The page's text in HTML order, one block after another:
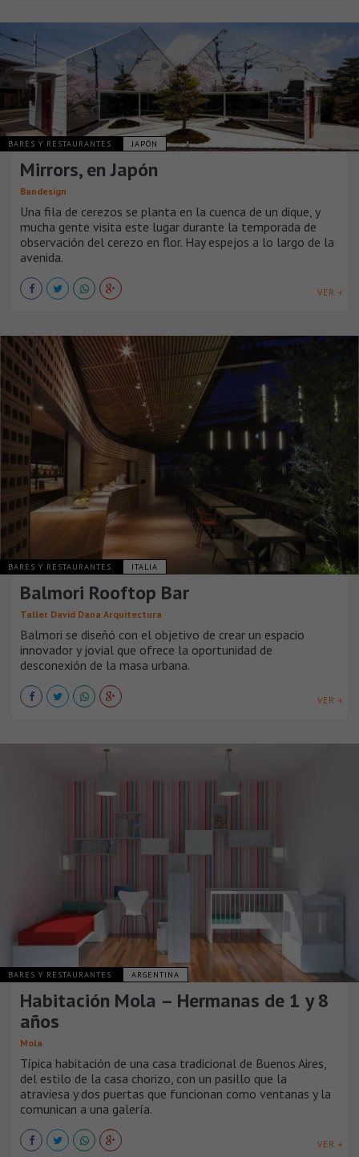
BARES Y RESTAURANTES JAPÓN
Mirrors, en Japón
Bandesign
Una fila de cerezos se planta en la cuenca de un dique, y
mucha gente visita este lugar durante la temporada de
observación del cerezo en flor. Hay espejos a lo largo de la
avenida.
VER +
BARES Y RESTAURANTES ITALIA
Balmori Rooftop Bar
Taller David Dana Arquitectura
Balmori se diseñó con el objetivo de crear un espacio
innovador y jovial que ofrece la oportunidad de
desconexión de la masa urbana.
VER +
BARES Y RESTAURANTES ARGENTINA
Habitación Mola – Hermanas de 1 y 8
años
Mola
Típica habitación de una casa tradicional de Buenos Aires,
del estilo de la casa chorizo, con un pasillo que la
atraviesa y dos puertas que funcionan como ventanas y la
comunican a una galería.
VER +